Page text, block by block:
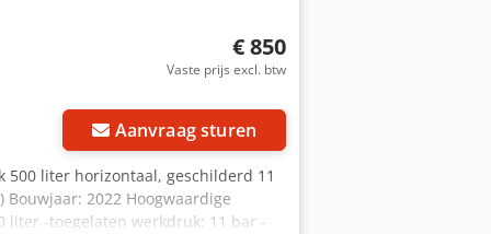
compressoren op voorraad!
€ 850
Vaste prijs excl. btw
Aanvraag sturen
500 liter horizontaal, geschilderd 11
2022 Hoogwaardige
liter -toegelaten werkdruk: 11 bar -